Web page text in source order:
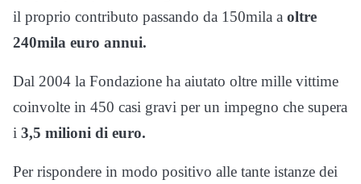
il proprio contributo passando da 150mila a oltre
240mila euro annui.
Dal 2004 la Fondazione ha aiutato oltre mille vittime
coinvolte in 450 casi gravi per un impegno che supera
i 3,5 milioni di euro.
Per rispondere in modo positivo alle tante istanze dei